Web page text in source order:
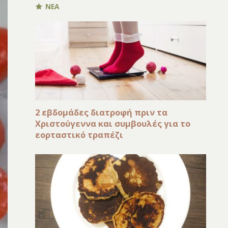
ΝΕΑ
2 εβδομάδες διατροφή πριν τα
Χριστούγεννα και συμβουλές για το
εορταστικό τραπέζι